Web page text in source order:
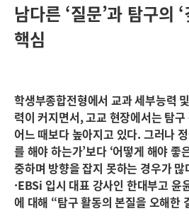
남다른 ‘질문’과 탐구의
핵심
학생부종합전형에서 교과 세부능력
력이 커지면서, 고교 현장에서는 탐
어느 때보다 높아지고 있다. 그러나
를 해야 하는가’보다 ‘어떻게 해야 좋
중하며 방향을 잡지 못하는 경우가
·EBSi 입시 대표 강사인 한대부고 윤
에 대해 “탐구 활동의 본질을 오해한